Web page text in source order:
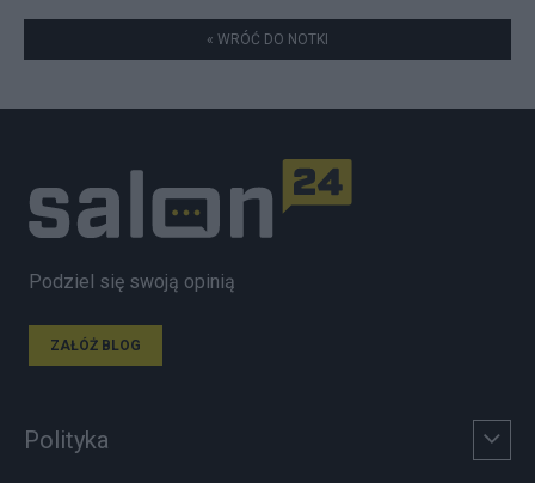
« WRÓĆ DO NOTKI
Podziel się swoją opinią
ZAŁÓŻ BLOG
Polityka